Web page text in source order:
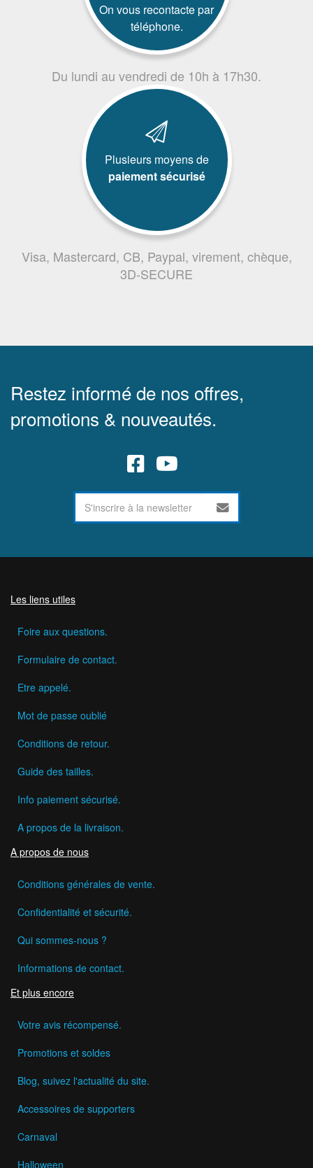
On vous recontacte par
téléphone.
Du lundi au vendredi de 10h à 17h30.
Plusieurs moyens de
paiement sécurisé
Visa, Mastercard, CB, Paypal, virement, chèque,
3D-SECURE
Restez informé de nos offres,
promotions & nouveautés.
Les liens utiles
Foire aux questions.
Formulaire de contact.
Etre appelé.
Mot de passe oublié
Conditions de retour.
Guide des tailles.
Info paiement sécurisé.
A propos de la livraison.
A propos de nous
Conditions générales de vente.
Confidentialité et sécurité.
Qui sommes-nous ?
Informations de contact.
Et plus encore
Votre avis récompensé.
Promotions et soldes
Blog, suivez l'actualité du site.
Accessoires de supporters
Carnaval
Halloween